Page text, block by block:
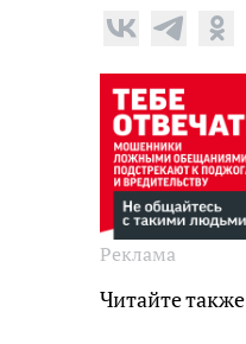
Реклама
Читайте также